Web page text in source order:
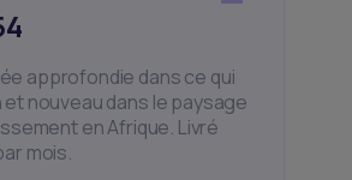
approfondie dans ce qui
nouveau dans le paysage
en Afrique. Livré
mois.